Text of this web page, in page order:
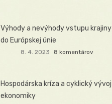
Výhody a nevýhody vstupu krajiny
do Európskej únie
8. 4. 2023 8 komentárov
Hospodárska kríza a cyklický vývoj
ekonomiky